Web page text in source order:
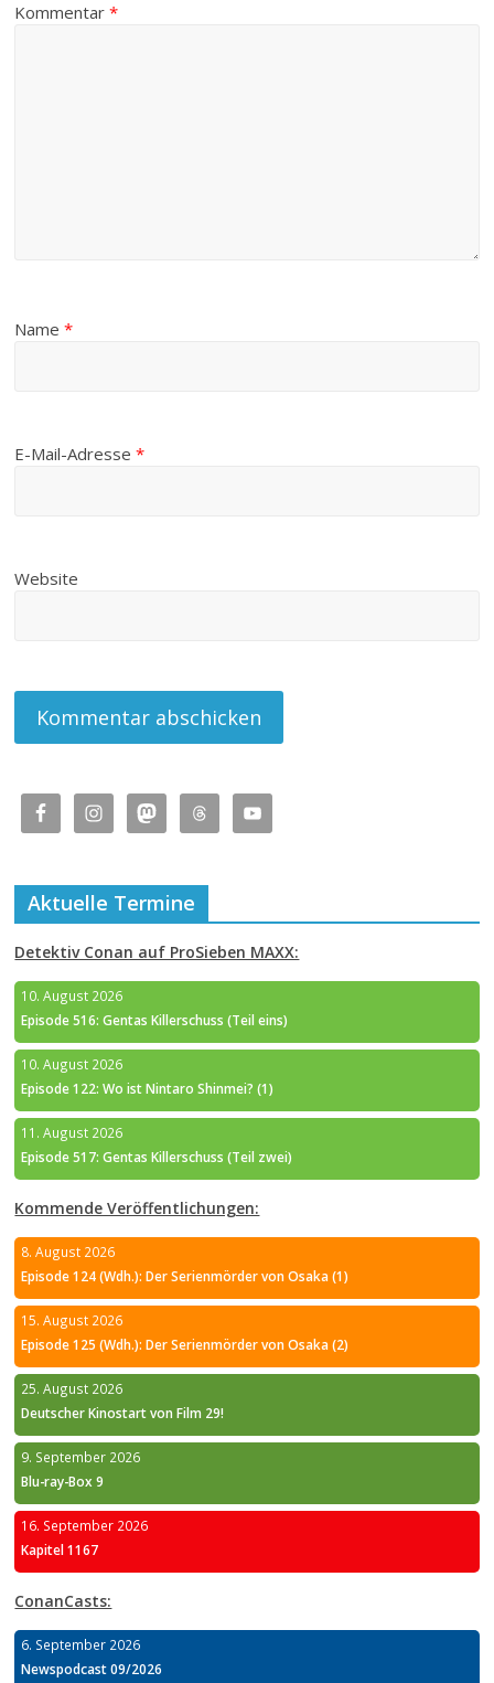
Kommentar*
Name*
E-Mail-Adresse*
Website
Aktuelle Termine
Detektiv Conan auf ProSieben MAXX:
10. August 2026
Episode 516: Gentas Killerschuss (Teil eins)
10. August 2026
Episode 122: Wo ist Nintaro Shinmei? (1)
11. August 2026
Episode 517: Gentas Killerschuss (Teil zwei)
Kommende Veröffentlichungen:
8. August 2026
Episode 124 (Wdh.): Der Serienmörder von Osaka (1)
15. August 2026
Episode 125 (Wdh.): Der Serienmörder von Osaka (2)
25. August 2026
Deutscher Kinostart von Film 29!
9. September 2026
Blu-ray-Box 9
16. September 2026
Kapitel 1167
ConanCasts:
6. September 2026
Newspodcast 09/2026